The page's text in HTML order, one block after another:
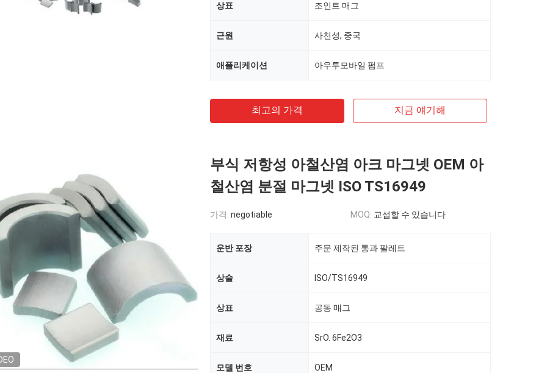
상표 조인트 매그
근원 사천성, 중국
애플리케이션 아우투모바일 펌프
최고의 가격 지금 얘기해
부식 저항성 아철산염 아크 마그넷 OEM 아
철산염 분절 마그넷 ISO TS16949
가격: negotiable MOQ: 교섭할 수 있습니다
운반 포장 주문 제작된 통과 팔레트
상술 ISO/TS16949
상표 공동 매그
재료 SrO. 6Fe2O3
모델 번호 OEM